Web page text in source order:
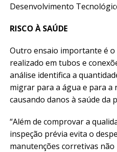
Desenvolvimento
RISCO À SAÚDE
Outro ensaio importante é
realizado em tubos e
análise identifica a
migrar para a água e para a
causando danos à saúde da
“Além de comprovar a
inspeção prévia evita o
manutenções corretivas não